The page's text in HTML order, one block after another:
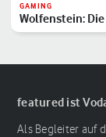
GAMING
Wolfenstein:
featured ist
Als Begleiter auf